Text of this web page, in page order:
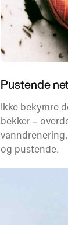
Pustende
Ikke bekymre
bekker –
og pustende.